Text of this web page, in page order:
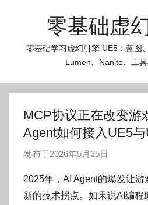
零基础虚
零基础学习虚幻引擎 UE5：蓝图
Lumen、Nanite、工具
MCP协议正在改变游
Agent如何接入UE5
发布于2026年5月25日
:
O
2025年，AI Agent的爆发让
新的技术拐点。如果说AI编程